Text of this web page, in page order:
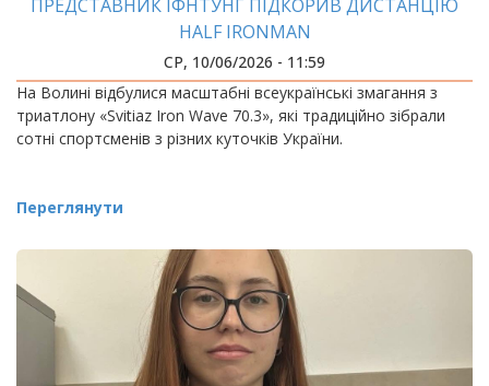
ПРЕДСТАВНИК ІФНТУНГ ПІДКОРИВ ДИСТАНЦІЮ
HALF IRONMAN
СР, 10/06/2026 - 11:59
На Волині відбулися масштабні всеукраїнські змагання з
триатлону «Svitiaz Iron Wave 70.3», які традиційно зібрали
сотні спортсменів з різних куточків України.
Переглянути